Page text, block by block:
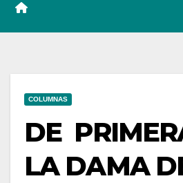
COLUMNAS
DE
LA DAMA